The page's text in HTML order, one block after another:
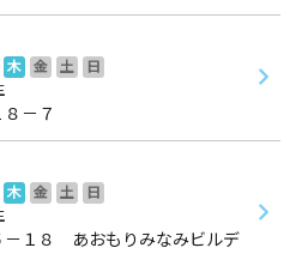
木 金 土
日
－７
木 金 土
日
－１８ あおもりみなみビルデ